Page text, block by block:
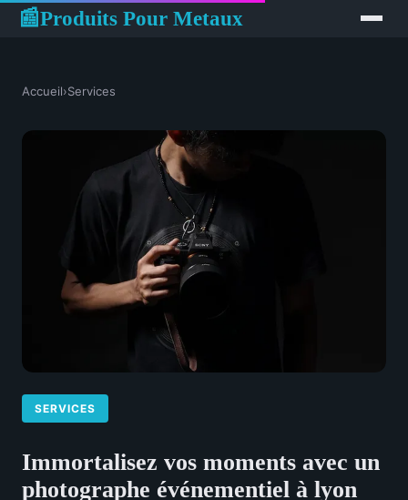
📰Produits Pour Metaux
Accueil›Services
SERVICES
Immortalisez vos moments avec un
photographe événementiel à lyon